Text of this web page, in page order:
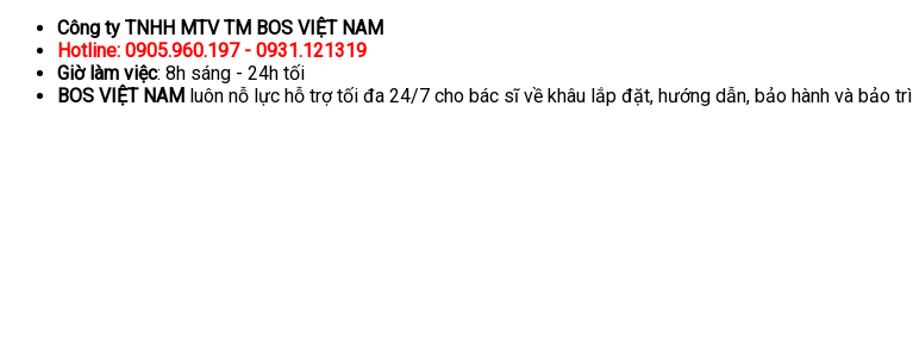
Công ty TNHH MTV TM BOS VIỆT NAM
Hotline: 0905.960.197 - 0931.121319
Giờ làm việc: 8h sáng - 24h tối
BOS VIỆT NAM luôn nỗ lực hỗ trợ tối đa 24/7 cho bác sĩ về khâu lắp đặt, hướng dẫn, bảo hành và bảo trì